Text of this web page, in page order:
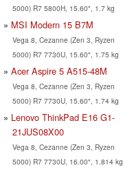
5000) R7 5800H, 15.60", 1.7 kg
MSI Modern 15 B7M
Vega 8, Cezanne (Zen 3, Ryzen
5000) R7 7730U, 15.60", 1.75 kg
Acer Aspire 5 A515-48M
Vega 8, Cezanne (Zen 3, Ryzen
5000) R7 7730U, 15.60", 1.74 kg
Lenovo ThinkPad E16 G1-
21JUS08X00
Vega 8, Cezanne (Zen 3, Ryzen
5000) R7 7730U, 16.00", 1.814 kg